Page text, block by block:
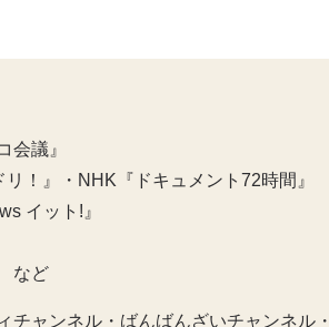
会議』
！』・NHK『ドキュメント72時間』
イット!』
など
チャンネル・ばんばんざいチャンネル